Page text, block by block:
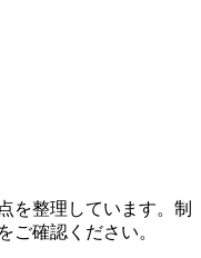
を整理しています。制
ご確認ください。